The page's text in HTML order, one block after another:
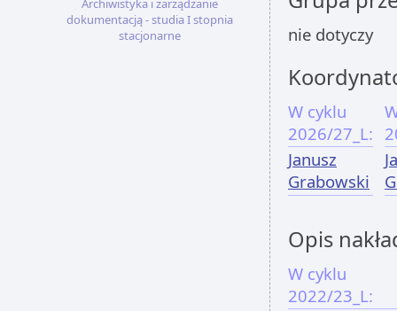
Archiwistyka i zarządzanie
dokumentacją - studia I stopnia
stacjonarne
nie dotyczy
W cyklu
2026/27_L:
Janusz
Grabowski
Opis
W cyklu
2022/23_L: